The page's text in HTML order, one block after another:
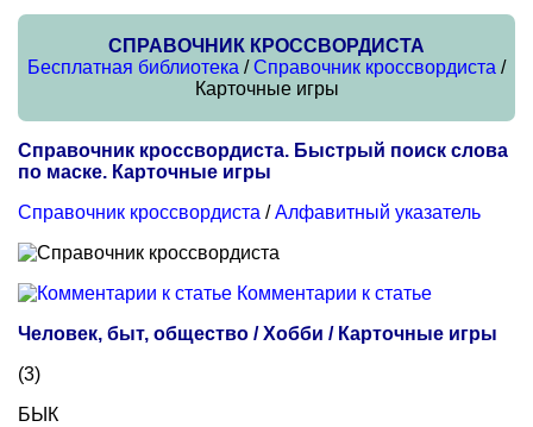
СПРАВОЧНИК КРОССВОРДИСТА
Бесплатная библиотека /Справочник кроссвордиста /
Карточные игры
Справочник кроссвордиста. Быстрый поиск слова
по маске. Карточные игры
Справочник кроссвордиста /Алфавитный указатель
Комментарии к статье
Человек, быт, общество / Хобби / Карточные игры
(3)
БЫК